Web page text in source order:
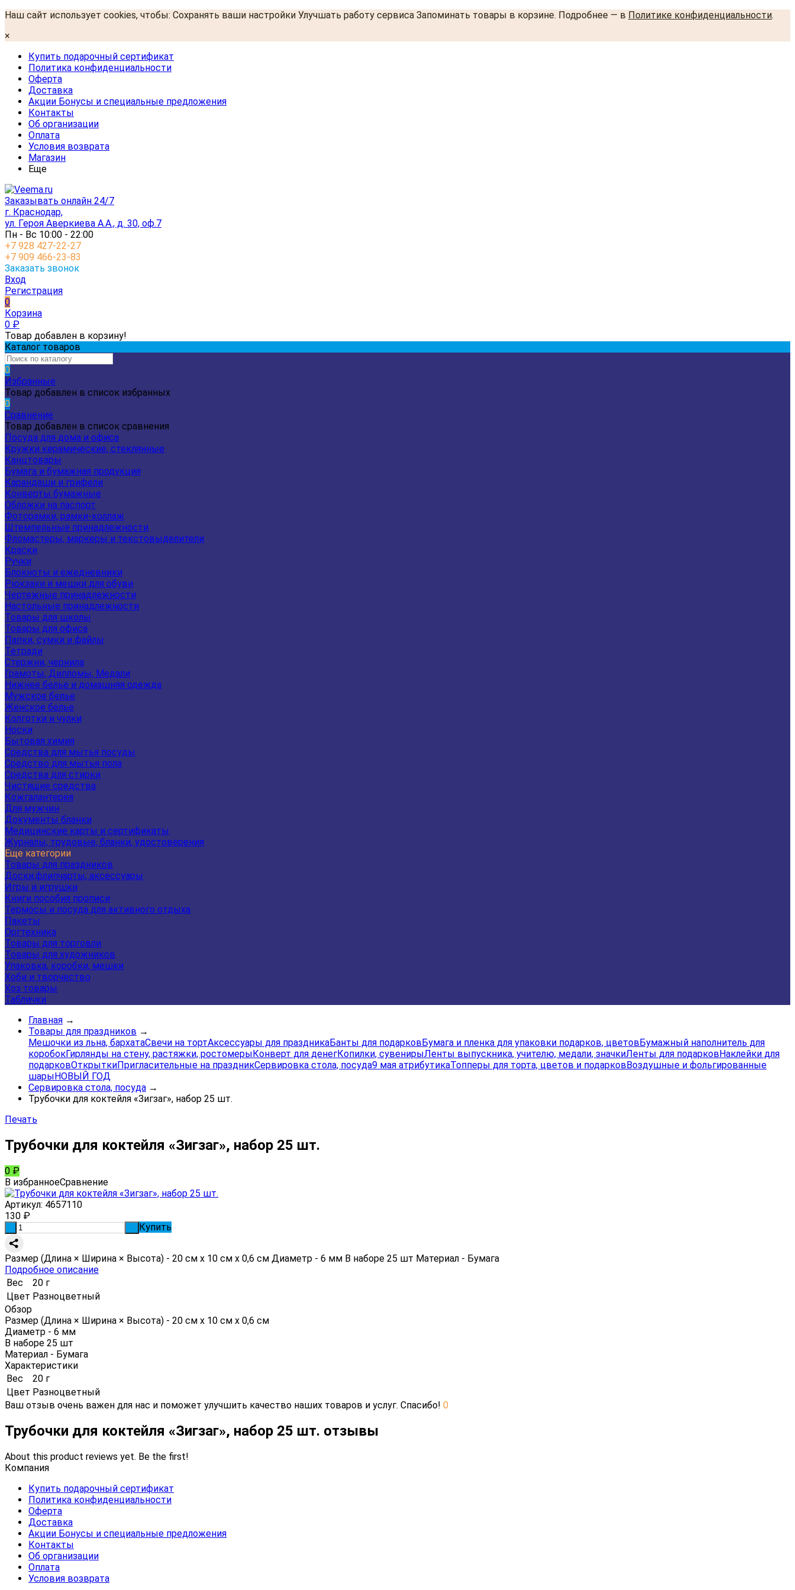
Наш сайт использует cookies, чтобы: Сохранять ваши настройки Улучшать работу сервиса Запоминать товары в корзине. Подробнее — в Политике конфиденциальности.
×
Купить подарочный сертификат
Политика конфиденциальности
Оферта
Доставка
Акции Бонусы и специальные предложения
Контакты
Об организации
Оплата
Условия возврата
Магазин
Еще
Заказывать онлайн 24/7
г. Краснодар,
ул. Героя Аверкиева А.А., д. 30, оф.7
Пн - Вс 10:00 - 22:00
+7 928 427-22-27
+7 909 466-23-83
Заказать звонок
Вход
Регистрация
0
Корзина
0 ₽
Товар добавлен в корзину!
Каталог товаров
0
Избранные
Товар добавлен в список избранных
0
Сравнение
Товар добавлен в список сравнения
Посуда для дома и офиса
Кружки керамические, стеклянные
Канцтовары
Бумага и бумажная продукция
Карандаши и грифели
Конверты бумажные
Обложки на паспорт
Фоторамки, рамки-коллаж
Штемпельные принадлежности
Фломастеры, маркеры и текстовыделители
Краски
Ручки
Блокноты и ежедневники
Рюкзаки и мешки для обуви
Чертежные принадлежности
Настольные принадлежности
Товары для школы
Товары для офиса
Папки, сумки и файлы
Тетради
Стержни, чернила
Грамоты, Дипломы, Медали
Нижнее белье и домашняя одежда
Мужское белье
Женское белье
Колготки и чулки
Носки
Бытовая химия
Средства для мытья посуды
Средство для мытья пола
Средства для стирки
Чистящие средства
Кожгалантерея
Для мужчин
Документы бланки
Медицинские карты и сертификаты
Журналы, трудовые, бланки, удостоверения
Еще категории
Товары для праздников
Доски,флипчарты, аксессуары
Игры и игрушки
Книги пособия прописи
Термосы и посуда для активного отдыха
Пакеты
Оргтехника
Товары для торговли
Товары для художников
Упаковка, коробки, мешки
Хоби и творчество
Хоз товары
Таблички
Главная →
Товары для праздников →
Мешочки из льна, бархатаСвечи на тортАксессуары для праздникаБанты для подарковБумага и пленка для упаковки подарков, цветовБумажный наполнитель для
коробокГирлянды на стену, растяжки, ростомерыКонверт для денегКопилки, сувенирыЛенты выпускника, учителю, медали, значкиЛенты для подарковНаклейки для
подарковОткрыткиПригласительные на праздникСервировка стола, посуда9 мая атрибутикаТопперы для торта, цветов и подарковВоздушные и фольгированные
шарыНОВЫЙ ГОД
Сервировка стола, посуда →
Трубочки для коктейля «Зигзаг», набор 25 шт.
Печать
Трубочки для коктейля «Зигзаг», набор 25 шт.
0 ₽
В избранноеСравнение
Артикул: 4657110
130 ₽
Купить
Размер (Длина × Ширина × Высота) - 20 см х 10 см х 0,6 см Диаметр - 6 мм В наборе 25 шт Материал - Бумага
Подробное описание
Вес
20 г
Цвет Разноцветный
Обзор
Размер (Длина × Ширина × Высота) - 20 см х 10 см х 0,6 см
Диаметр - 6 мм
В наборе 25 шт
Материал - Бумага
Характеристики
Вес
20 г
Цвет Разноцветный
Ваш отзыв очень важен для нас и поможет улучшить качество наших товаров и услуг. Спасибо! 0
Трубочки для коктейля «Зигзаг», набор 25 шт. отзывы
About this product reviews yet. Be the first!
Компания
Купить подарочный сертификат
Политика конфиденциальности
Оферта
Доставка
Акции Бонусы и специальные предложения
Контакты
Об организации
Оплата
Условия возврата